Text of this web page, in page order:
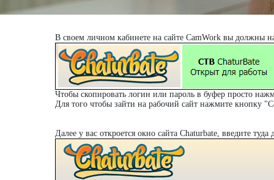
В своем личном кабинете на сайте CamWork вы должны
Чтобы скопировать логин или пароль в буфер просто
Для того чтобы зайти на рабочий сайт нажмите кнопку
Далее у вас откроется окно сайта Chaturbate, введите